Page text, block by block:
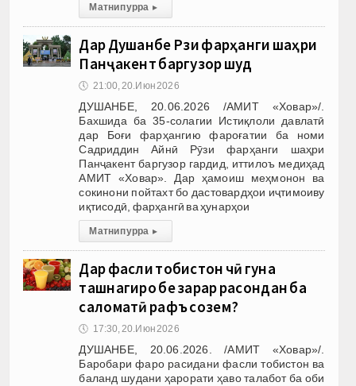
Матни пурра ▸
Дар Душанбе Рӯзи фарҳанги шаҳри
Панҷакент баргузор шуд
🕔 21:00, 20.Июн 2026
ДУШАНБЕ, 20.06.2026 /АМИТ «Ховар»/.
Бахшида ба 35-солагии Истиқлоли давлатӣ
дар Боғи фарҳангию фароғатии ба номи
Садриддин Айнӣ Рӯзи фарҳанги шаҳри
Панҷакент баргузор гардид, иттилоъ медиҳад
АМИТ «Ховар». Дар ҳамоиш меҳмонон ва
сокинони пойтахт бо дастовардҳои иҷтимоиву
иқтисодӣ, фарҳангӣ ва ҳунарҳои
Матни пурра ▸
Дар фасли тобистон чӣ гуна
ташнагиро бе зарар расондан ба
саломатӣ рафъ созем?
🕔 17:30, 20.Июн 2026
ДУШАНБЕ, 20.06.2026. /АМИТ «Ховар»/.
Баробари фаро расидани фасли тобистон ва
баланд шудани ҳарорати ҳаво талабот ба оби